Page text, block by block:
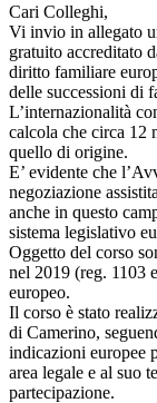
Cari Colleghi,
Vi invio in allegato
gratuito accreditato
diritto familiare
delle successioni di
L’internazionalità
calcola che circa 12
quello di origine.
E’ evidente che
negoziazione
anche in questo
sistema legislativo
Oggetto del corso
nel 2019 (reg. 1103
europeo.
Il corso è stato
di Camerino,
indicazioni europee
area legale e al suo
partecipazione.